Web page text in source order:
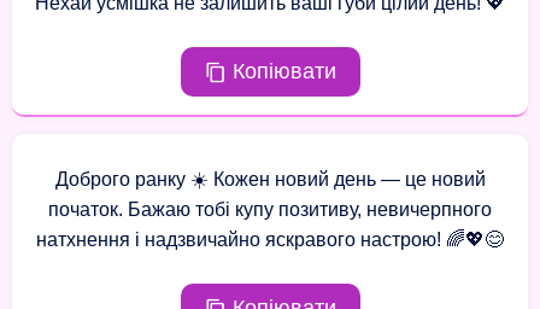
Копіювати
Доброго ранку ☀️ Кожен новий день — це новий
початок. Бажаю тобі купу позитиву, невичерпного
натхнення і надзвичайно яскравого настрою! 🌈💖😊